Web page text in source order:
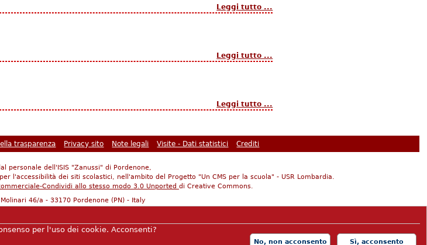
per l'uso dei cookie. Acconsenti?
No, non acconsento Sì, acconsento
Leggi tutto ...
Leggi tutto ...
Leggi tutto ...
trasparenza Privacy sito Note legali Visite - Dati statistici Crediti
personale dell'ISIS "Zanussi" di Pordenone,
l'accessibilità dei siti scolastici, nell'ambito del Progetto "Un CMS per la scuola" - USR Lombardia.
Condividi allo stesso modo 3.0 Unported di Creative Commons.
46/a - 33170 Pordenone (PN) - Italy
CARIFVG : IT41A 06340 12315 100000046860
- IBAN POSTE ITALIANE IT88M 07601 12500 000010540599